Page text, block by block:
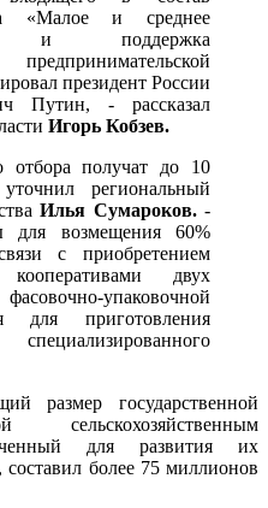
«Малое и среднее
и поддержка
президент России
Путин, - рассказал
Игорь Кобзев.
отбора получат до 10
региональный
Илья Сумароков.-
для возмещения 60%
с приобретением
кооперативами двух
упаковочной
для приготовления
размер государственной
сельскохозяйственным
для развития их
составил более 75 миллионов